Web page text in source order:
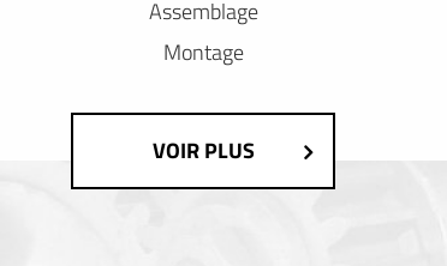
Assemblage
Montage
VOIR PLUS